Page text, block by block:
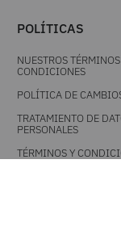
POLÍTICAS
NUESTROS
CONDICIONES
POLÍTICA DE
TRATAMIENTO DE
PERSONALES
TÉRMINOS Y